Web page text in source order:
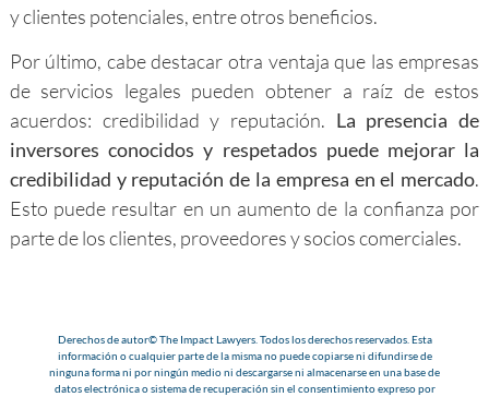
y clientes potenciales, entre otros beneficios.
Por último, cabe destacar otra ventaja que las empresas
de servicios legales pueden obtener a raíz de estos
acuerdos: credibilidad y reputación. La presencia de
inversores conocidos y respetados puede mejorar la
credibilidad y reputación de la empresa en el mercado.
Esto puede resultar en un aumento de la confianza por
parte de los clientes, proveedores y socios comerciales.
Derechos de autor© The Impact Lawyers. Todos los derechos reservados. Esta
información o cualquier parte de la misma no puede copiarse ni difundirse de
ninguna forma ni por ningún medio ni descargarse ni almacenarse en una base de
datos electrónica o sistema de recuperación sin el consentimiento expreso por